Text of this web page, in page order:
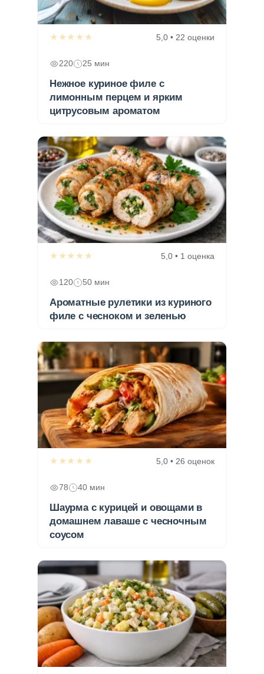
★★★★★ 5,0 • 22 оценки
220 25 мин
Нежное куриное филе с
лимонным перцем и ярким
цитрусовым ароматом
★★★★★ 5,0 • 1 оценка
120 50 мин
Ароматные рулетики из куриного
филе с чесноком и зеленью
★★★★★ 5,0 • 26 оценок
78 40 мин
Шаурма с курицей и овощами в
домашнем лаваше с чесночным
соусом